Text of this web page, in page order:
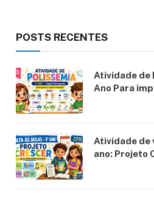
POSTS RECENTES
Atividade de
Ano Para
Atividade de
ano: Projeto